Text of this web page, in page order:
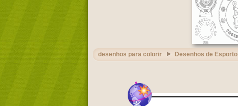
desenhos para colorir Desenhos de Esporto